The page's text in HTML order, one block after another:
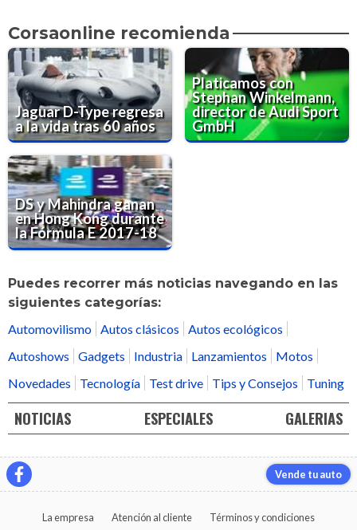
Corsaonline recomienda
Jaguar D-Type regresa
a la vida tras 60 años
Platicamos con
Stephan Winkelmann,
director de Audi Sport
GmbH
DS y Mahindra ganan
en Hong Kong durante
la Fórmula E 2017-18
Puedes recorrer más noticias navegando en las
siguientes categorías:
Automovilismo
Autos clásicos
Autos ecológicos
Autoshows
Gadgets Industria Lanzamientos
Motos
Novedades
Tecnología Test drive Tips y Consejos Tuning
NOTICIAS ESPECIALES GALERIAS
Vende tu auto
La empresa Atención al cliente Términos y condiciones